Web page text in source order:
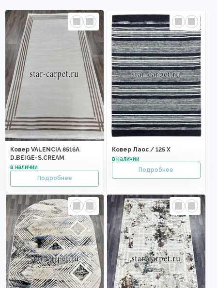
Ковер VALENCIA 8516A
D.BEIGE-S.CREAM
Ковер Лаос / 125 X